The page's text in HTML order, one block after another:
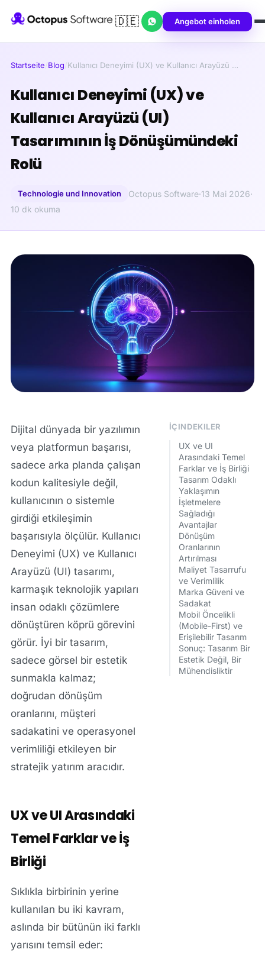
🇩🇪 Angebot einholen
Startseite/Blog/Kullanıcı Deneyimi (UX) ve Kullanıcı Arayüzü …
Kullanıcı Deneyimi (UX) ve
Kullanıcı Arayüzü (UI)
Tasarımının İş Dönüşümündeki
Rolü
Technologie und Innovation Octopus Software·13 Mai 2026·
10 dk okuma
İÇINDEKILER
UX ve UI
Arasındaki Temel
Farklar ve İş Birliği
Tasarım Odaklı
Yaklaşımın
İşletmelere
Sağladığı
Avantajlar
Dönüşüm
Oranlarının
Artırılması
Maliyet Tasarrufu
ve Verimlilik
Marka Güveni ve
Sadakat
Mobil Öncelikli
(Mobile-First) ve
Erişilebilir Tasarım
Sonuç: Tasarım Bir
Estetik Değil, Bir
Mühendisliktir
Dijital dünyada bir yazılımın
veya platformun başarısı,
sadece arka planda çalışan
kodun kalitesiyle değil,
kullanıcının o sistemle
girdiği etkileşimin
başarısıyla ölçülür. Kullanıcı
Deneyimi (UX) ve Kullanıcı
Arayüzü (UI) tasarımı,
karmaşık teknolojik yapıları
insan odaklı çözümlere
dönüştüren köprü görevini
görür. İyi bir tasarım,
sadece görsel bir estetik
sunmakla kalmaz;
doğrudan dönüşüm
oranlarını, müşteri
sadakatini ve operasyonel
verimliliği etkileyen bir
stratejik yatırım aracıdır.
UX ve UI Arasındaki
Temel Farklar ve İş
Birliği
Sıklıkla birbirinin yerine
kullanılan bu iki kavram,
aslında bir bütünün iki farklı
yarısını temsil eder: